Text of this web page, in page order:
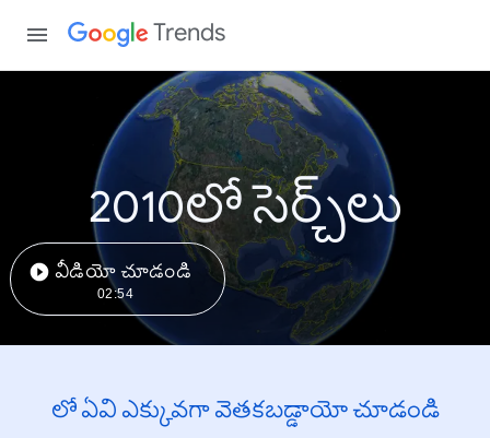
Trends
2010లో సెర్చ్‌లు
వీడియో చూడండి
02:54
లో ఏవి ఎక్కువగా వెతకబడ్డాయో చూడండి